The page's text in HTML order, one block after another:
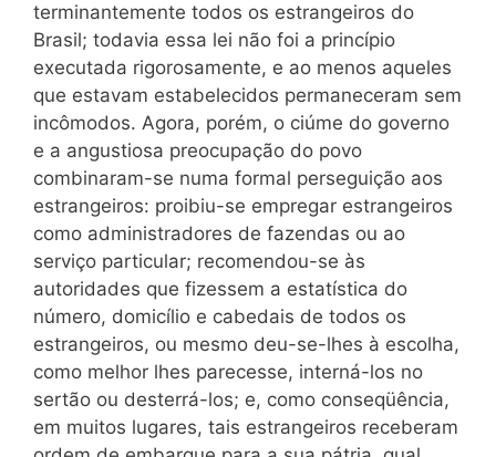
terminantemente todos os estrangeiros do
Brasil; todavia essa lei não foi a princípio
executada rigorosamente, e ao menos aqueles
que estavam estabelecidos permaneceram sem
incômodos. Agora, porém, o ciúme do governo
e a angustiosa preocupação do povo
combinaram-se numa formal perseguição aos
estrangeiros: proibiu-se empregar estrangeiros
como administradores de fazendas ou ao
serviço particular; recomendou-se às
autoridades que fizessem a estatística do
número, domicílio e cabedais de todos os
estrangeiros, ou mesmo deu-se-lhes à escolha,
como melhor lhes parecesse, interná-los no
sertão ou desterrá-los; e, como conseqüência,
em muitos lugares, tais estrangeiros receberam